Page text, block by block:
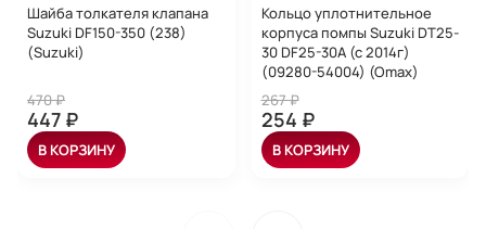
Шайба толкателя клапана
Suzuki DF150-350 (238)
(Suzuki)
470 ₽
447 ₽
В КОРЗИНУ
Кольцо уплотнительное
корпуса помпы Suzuki DT25-
30 DF25-30A (c 2014г)
(09280-54004) (Omax)
267 ₽
254 ₽
В КОРЗИНУ